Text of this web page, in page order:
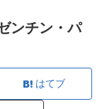
ンチン・パ
はてブ